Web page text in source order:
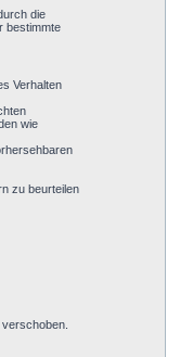
die
bestimmte
Verhalten
wie
zu beurteilen